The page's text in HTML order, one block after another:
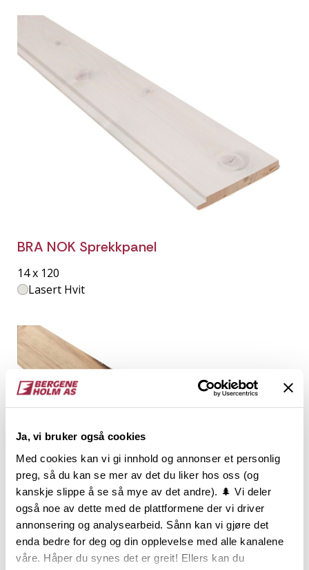
Ja, vi bruker også cookies
Med cookies kan vi gi innhold og annonser et personlig
preg, så du kan se mer av det du liker hos oss (og
kanskje slippe å se så mye av det andre). 🌲 Vi deler
også noe av dette med de plattformene der vi driver
annonsering og analysearbeid. Sånn kan vi gjøre det
enda bedre for deg og din opplevelse med alle kanalene
våre. Håper du synes det er greit! Ellers kan du
BRA NOK Sprekkpanel
14 x 120
Lasert Hvit
BRA NOK Glattpanel